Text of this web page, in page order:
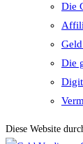
Die
Die
Diese Website